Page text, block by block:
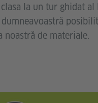
la un tur ghidat
de materiale.